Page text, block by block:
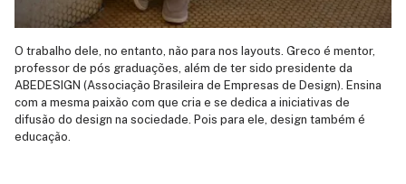
O trabalho dele, no entanto, não para nos layouts. Greco é mentor,
professor de pós graduações, além de ter sido presidente da
ABEDESIGN (Associação Brasileira de Empresas de Design). Ensina
com a mesma paixão com que cria e se dedica a iniciativas de
difusão do design na sociedade. Pois para ele, design também é
educação.